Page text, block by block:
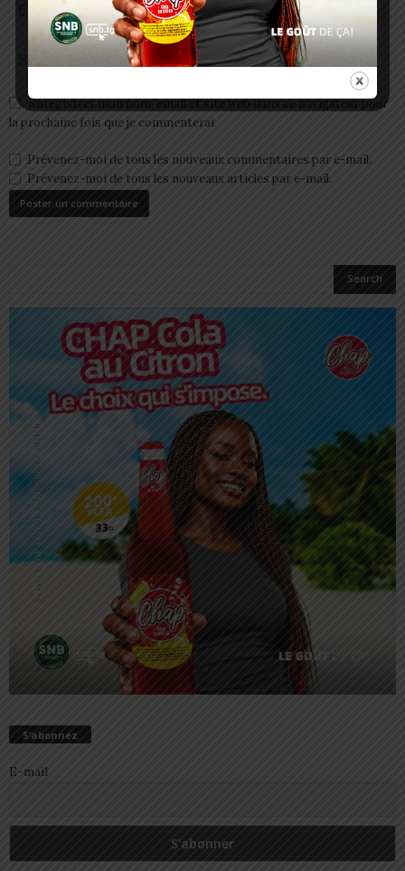
Enregistrer mon nom, email et site web dans ce navigateur pour
la prochaine fois que je commenterai.
Prévenez-moi de tous les nouveaux commentaires par e-mail.
Prévenez-moi de tous les nouveaux articles par e-mail.
S’abonnez
E-mail